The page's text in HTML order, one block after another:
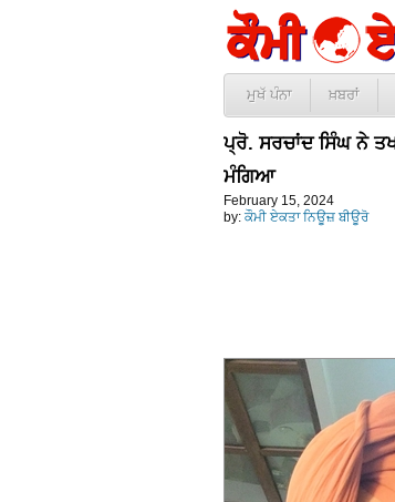
ਮੁਖੱ ਪੰਨਾ ਖ਼ਬਰਾਂ
ਪ੍ਰੋ. ਸਰਚਾਂਦ ਸਿੰਘ ਨੇ
ਮੰਗਿਆ
February 15, 2024
by: ਕੌਮੀ ਏਕਤਾ ਨਿਊਜ਼ ਬੀਊਰੋ